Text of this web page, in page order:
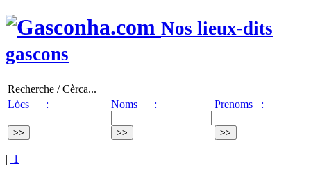
Nos lieux-dits
gascons
Recherche / Cèrca...
Lòcs :
Noms : Prenoms :
| 1